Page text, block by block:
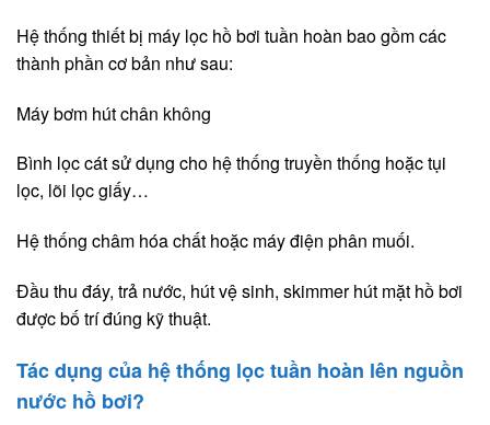
Hệ thống thiết bị máy lọc hồ bơi tuần hoàn bao gồm các
thành phần cơ bản như sau:
Máy bơm hút chân không
Bình lọc cát sử dụng cho hệ thống truyền thống hoặc tụi
lọc, lõi lọc giấy…
Hệ thống châm hóa chất hoặc máy điện phân muối.
Đầu thu đáy, trả nước, hút vệ sinh, skimmer hút mặt hồ bơi
được bố trí đúng kỹ thuật.
Tác dụng của hệ thống lọc tuần hoàn lên nguồn
nước hồ bơi?